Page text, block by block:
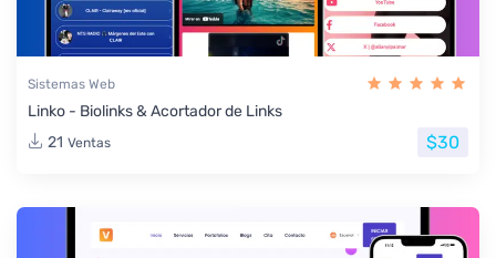
Sistemas Web
Linko - Biolinks & Acortador de Links
21 Ventas $30